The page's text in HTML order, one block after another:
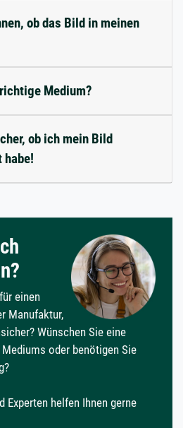
ob das Bild in meinen
Medium?
ob ich mein Bild
einen
Manufaktur,
Wünschen Sie eine
oder benötigen Sie
Experten helfen Ihnen gerne